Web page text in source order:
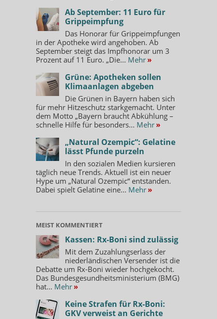
Ab September: 11 Euro für
Grippeimpfung
Das Honorar für Grippeimpfungen
in der Apotheke wird angehoben. Ab
September steigt das Impfhonorar um 3
Prozent auf 11 Euro. „Die... Mehr »
Grüne: Apotheken sollen
Klimaanlagen abgeben
Die Grünen in Bayern haben sich
für mehr Hitzeschutz starkgemacht. Unter
dem Motto „Bayern braucht Abkühlung –
schnelle Hilfe für besonders... Mehr »
„Natural Ozempic“: Gelatine
lässt Pfunde purzeln
In den sozialen Medien kursieren
täglich neue Trends. Aktuell ist ein neuer
Hype um „Natural Ozempic“ entstanden.
Dabei spielt Gelatine eine... Mehr »
MEIST KOMMENTIERT
Kassen: Rx-Boni sind zulässig
Mit dem Zuzahlungserlass der
niederländischen Versender ist die
Debatte um Rx-Boni wieder hochgekocht.
Das Bundesgesundheitsministerium (BMG)
hat... Mehr »
Keine Strafen für Rx-Boni:
GKV verweist an Gerichte